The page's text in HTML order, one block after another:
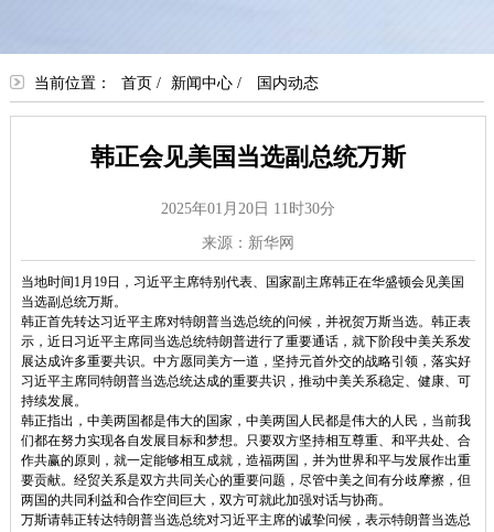
当前位置： 首页 / 新闻中心/ 国内动态
韩正会见美国当选副总统万斯
2025年01月20日 11时30分
来源：新华网
当地时间1月19日，习近平主席特别代表、国家副主席韩正在华盛顿会见美国
当选副总统万斯。
韩正首先转达习近平主席对特朗普当选总统的问候，并祝贺万斯当选。韩正表
示，近日习近平主席同当选总统特朗普进行了重要通话，就下阶段中美关系发
展达成许多重要共识。中方愿同美方一道，坚持元首外交的战略引领，落实好
习近平主席同特朗普当选总统达成的重要共识，推动中美关系稳定、健康、可
持续发展。
韩正指出，中美两国都是伟大的国家，中美两国人民都是伟大的人民，当前我
们都在努力实现各自发展目标和梦想。只要双方坚持相互尊重、和平共处、合
作共赢的原则，就一定能够相互成就，造福两国，并为世界和平与发展作出重
要贡献。经贸关系是双方共同关心的重要问题，尽管中美之间有分歧摩擦，但
两国的共同利益和合作空间巨大，双方可就此加强对话与协商。
万斯请韩正转达特朗普当选总统对习近平主席的诚挚问候，表示特朗普当选总